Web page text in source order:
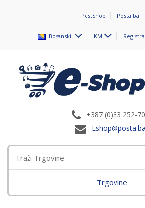
PostShop Posta.ba
Bosanski KM
+387 (0)33 252-
Eshop@posta.ba
Trgovine